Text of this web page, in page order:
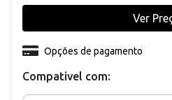
Compativel com:
Opções de pagamento
Ver